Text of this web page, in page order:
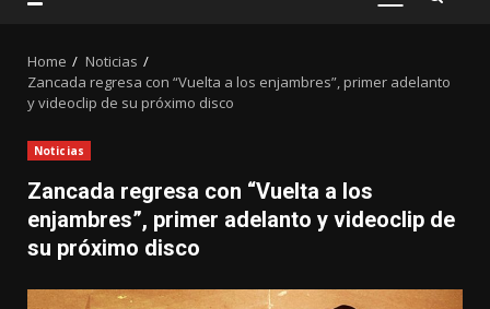
PRIMARY
Home
Noticias
Zancada regresa con “Vuelta a los enjambres”, primer adelanto
y videoclip de su próximo disco
Noticias
Zancada regresa con “Vuelta a los
enjambres”, primer adelanto y videoclip de
su próximo disco